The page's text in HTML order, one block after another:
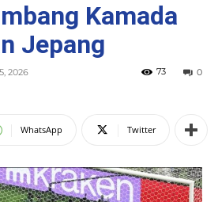
Kamada
Jepang
2026 0
73
WhatsApp Twitter